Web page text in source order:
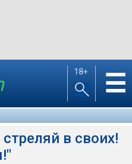
18+ ☰
в своих!